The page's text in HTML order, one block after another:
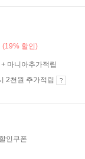
(19% 할인)
마니아추가적립
2천원 추가적립
인쿠폰